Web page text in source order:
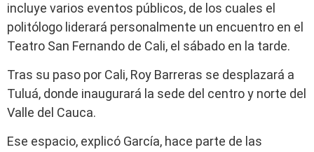
incluye varios eventos públicos, de los cuales el
politólogo liderará personalmente un encuentro en el
Teatro San Fernando de Cali, el sábado en la tarde.
Tras su paso por Cali, Roy Barreras se desplazará a
Tuluá, donde inaugurará la sede del centro y norte del
Valle del Cauca.
Ese espacio, explicó García, hace parte de las